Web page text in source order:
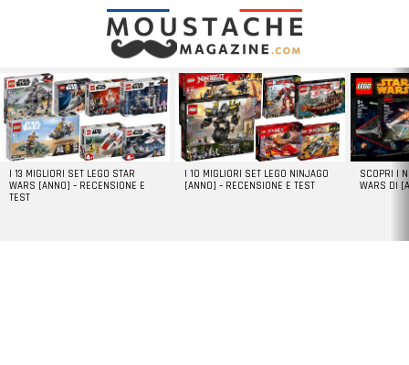
LATEST
STORIES
I 13 MIGLIORI SET LEGO STAR
WARS [ANNO] – RECENSIONE E
TEST
I 10 MIGLIORI SET LEGO NINJAGO
[ANNO] – RECENSIONE E TEST
SCOPRI I
WARS DI